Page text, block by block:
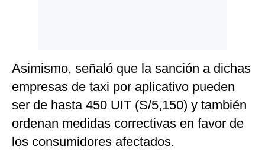
Asimismo, señaló que la sanción a dichas
empresas de taxi por aplicativo pueden
ser de hasta 450 UIT (S/5,150) y también
ordenan medidas correctivas en favor de
los consumidores afectados.